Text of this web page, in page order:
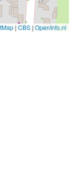
| CBS | OpenInfo.nl